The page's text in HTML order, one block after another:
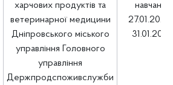
харчових продуктів та
ветеринарної медицини
Дніпровського міського
управління Головного
управління
Держпродспоживслужби
навчання
27.01.2025
31.01.2025